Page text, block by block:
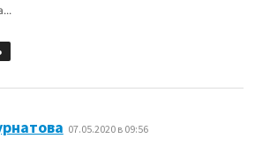
07.05.2020 в 09:56